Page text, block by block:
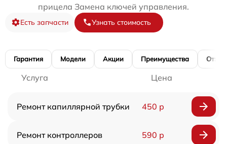
прицела Замена ключей управления.
Есть запчасти Узнать стоимость
Гарантия Модели Акции Преимущества
Услуга Цена
Ремонт капиллярной трубки 450 р
Ремонт контроллеров 590 р